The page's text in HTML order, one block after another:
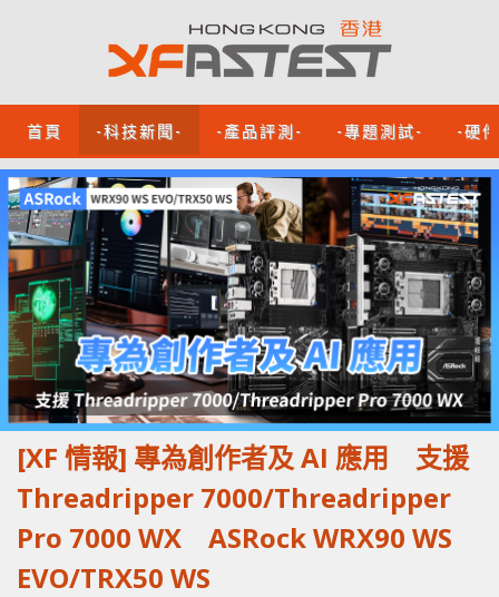
首頁 -科技新聞- -產品評測- -專題測試- -硬
[XF 情報] 專為創作者及 AI 應用 支援
Threadripper 7000/Threadripper
Pro 7000 WX ASRock WRX90 WS
EVO/TRX50 WS